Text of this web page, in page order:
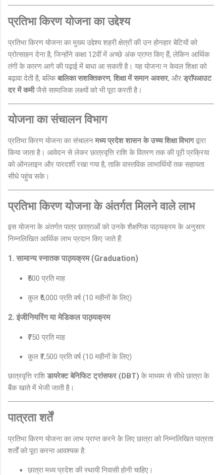
प्रतिभा किरण योजना का उद्देश्य
प्रतिभा किरण योजना का मुख्य उद्देश्य शहरी क्षेत्रों की उन होनहार बेटियों को
प्रोत्साहन देना है, जिन्होंने कक्षा 12वीं में अच्छे अंक प्राप्त किए हैं, लेकिन आर्थिक
तंगी के कारण आगे की पढ़ाई में बाधा आ सकती है। यह योजना न केवल शिक्षा को
बढ़ावा देती है, बल्किबालिका सशक्तिकरण, शिक्षा में समान अवसर, और ड्रॉपआउट
दर में कमीजैसे सामाजिक लक्ष्यों को भी पूरा करती है।
योजना का संचालन विभाग
प्रतिभा किरण योजना का संचालन मध्य प्रदेश शासन के उच्च शिक्षा विभागद्वारा
किया जाता है। आवेदन से लेकर छात्रवृत्ति राशि के वितरण तक की पूरी प्रक्रिया
को ऑनलाइन और पारदर्शी रखा गया है, ताकि वास्तविक लाभार्थियों तक सहायता
सीधे पहुंच सके।
प्रतिभा किरण योजना के अंतर्गत मिलने वाले लाभ
इस योजना के अंतर्गत पात्र छात्राओं को उनके शैक्षणिक पाठ्यक्रम के अनुसार
निम्नलिखित आर्थिक लाभ प्रदान किए जाते हैं:
1. सामान्य स्नातक पाठ्यक्रम (Graduation)
₹500 प्रति माह
कुल ₹5,000 प्रति वर्ष (10 महीनों के लिए)
2. इंजीनियरिंग या मेडिकल पाठ्यक्रम
₹750 प्रति माह
कुल ₹7,500 प्रति वर्ष (10 महीनों के लिए)
छात्रवृत्ति राशि डायरेक्ट बेनिफिट ट्रांसफर (DBT) के माध्यम से सीधे छात्रा के
बैंक खाते में भेजी जाती है।
पात्रता शर्तें
प्रतिभा किरण योजना का लाभ प्राप्त करने के लिए छात्रा को निम्नलिखित पात्रता
शर्तों को पूरा करना आवश्यक है:
छात्रा मध्य प्रदेश की स्थायी निवासी होनी चाहिए।